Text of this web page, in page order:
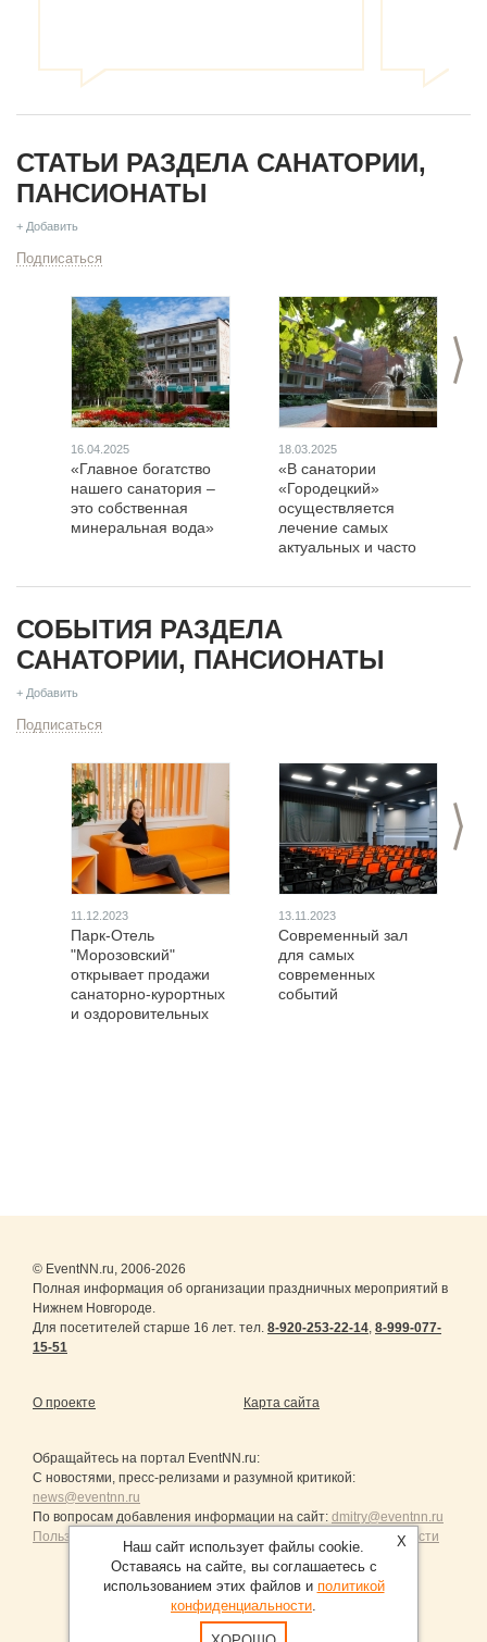
СТАТЬИ РАЗДЕЛА САНАТОРИИ,
ПАНСИОНАТЫ
+ Добавить
Подписаться
>
16.04.2025
«Главное богатство
нашего санатория –
это собственная
минеральная вода»
18.03.2025
«В санатории
«Городецкий»
осуществляется
лечение самых
актуальных и часто
болезней»
СОБЫТИЯ РАЗДЕЛА
САНАТОРИИ, ПАНСИОНАТЫ
+ Добавить
Подписаться
>
11.12.2023
Парк-Отель
"Морозовский"
открывает продажи
санаторно-курортных
и оздоровительных
13.11.2023
Современный зал
для самых
современных
событий
© EventNN.ru, 2006-2026
Полная информация об организации праздничных мероприятий в
Нижнем Новгороде.
Для посетителей старше 16 лет. тел. 8-920-253-22-14, 8-999-077-
15-51
О проекте Карта сайта
Обращайтесь на портал EventNN.ru:
С новостями, пресс-релизами и разумной критикой:
news@eventnn.ru
По вопросам добавления информации на сайт: dmitry@eventnn.ru
Пользовательское Соглашение и политика конфиденциальности
Продвижение сайтов Санкт-Петербург
X
Наш сайт использует файлы cookie.
Оставаясь на сайте, вы соглашаетесь с
использованием этих файлов и политикой
конфиденциальности.